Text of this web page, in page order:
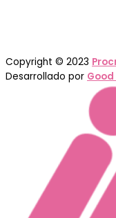
Copyright © 2023
Desarrollado por